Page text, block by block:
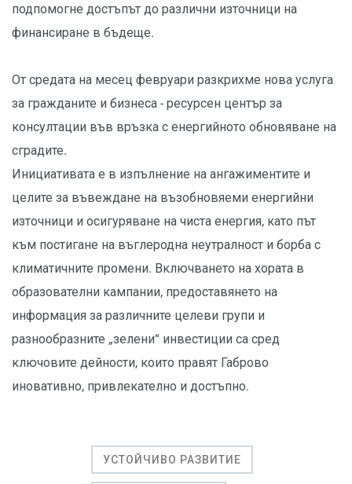
подпомогне достъпът до различни източници на
финансиране в бъдеще.
От средата на месец февруари разкрихме нова услуга
за гражданите и бизнеса - ресурсен център за
консултации във връзка с енергийното обновяване на
сградите.
Инициативата е в изпълнение на ангажиментите и
целите за въвеждане на възобновяеми енергийни
източници и осигуряване на чиста енергия, като път
към постигане на въглеродна неутралност и борба с
климатичните промени. Включването на хората в
образователни кампании, предоставянето на
информация за различните целеви групи и
разнообразните „зелени“ инвестиции са сред
ключовите дейности, които правят Габрово
иновативно, привлекателно и достъпно.
УСТОЙЧИВО РАЗВИТИЕ